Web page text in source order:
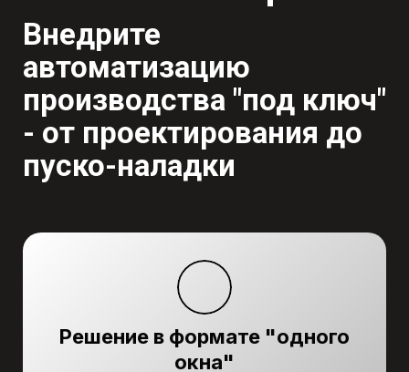
Внедрите
автоматизацию
производства "под ключ"
- от проектирования до
пуско-наладки
Решение в формате "одного
окна"